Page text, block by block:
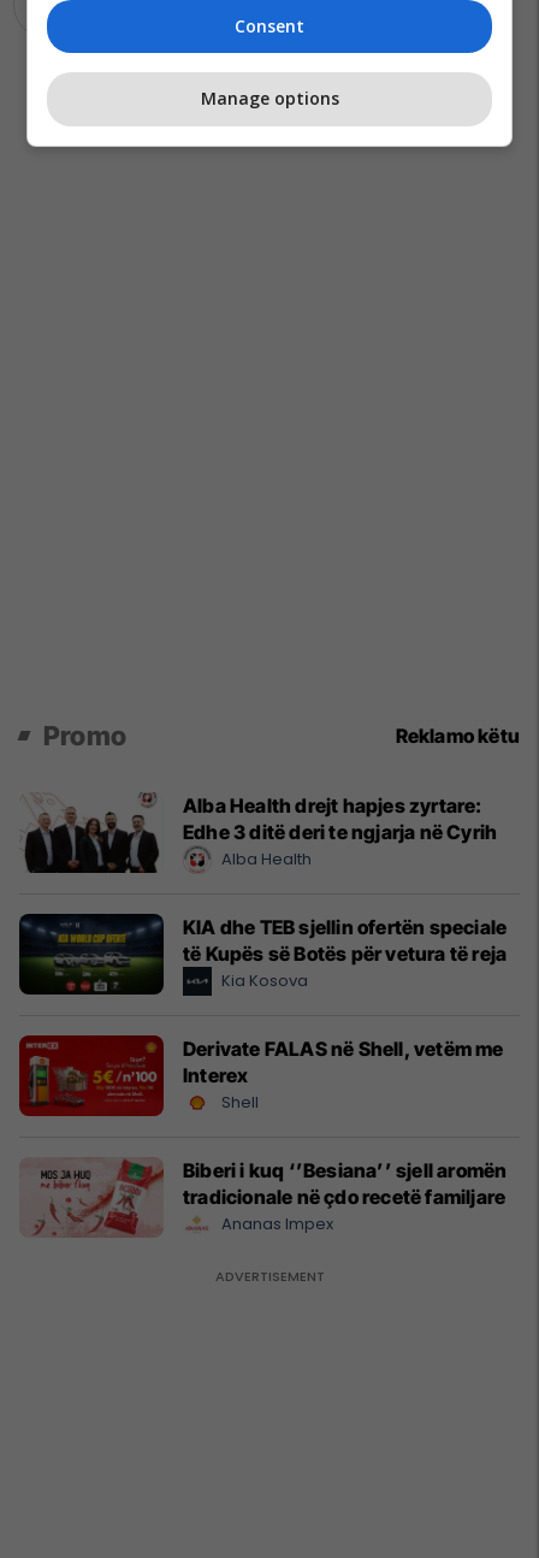
Promo Reklamo këtu
Alba Health drejt hapjes zyrtare:
Edhe 3 ditë deri te ngjarja në Cyrih
Alba Health
KIA dhe TEB sjellin ofertën speciale
të Kupës së Botës për vetura të reja
Kia Kosova
Derivate FALAS në Shell, vetëm me
Interex
Shell
Biberi i kuq ‘’Besiana’’ sjell aromën
tradicionale në çdo recetë familjare
Ananas Impex
Consent
Manage options